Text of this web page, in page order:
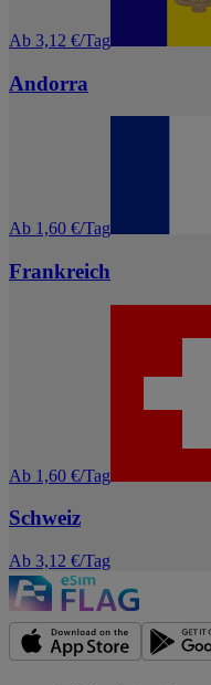
Ab 3,12 €/Tag
Andorra
Ab 1,60 €/Tag
Frankreich
Ab 1,60 €/Tag
Schweiz
Ab 3,12 €/Tag